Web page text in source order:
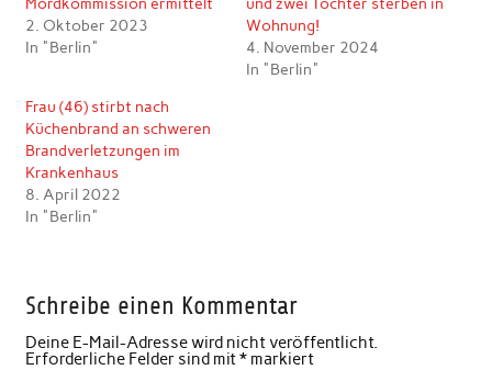
Mordkommission ermittelt
2. Oktober 2023
In "Berlin"
und zwei Töchter sterben in
Wohnung!
4. November 2024
In "Berlin"
Frau (46) stirbt nach
Küchenbrand an schweren
Brandverletzungen im
Krankenhaus
8. April 2022
In "Berlin"
Schreibe einen Kommentar
Deine E-Mail-Adresse wird nicht veröffentlicht.
Erforderliche Felder sind mit*markiert